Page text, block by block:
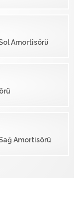
Amortisörü
Amortisörü